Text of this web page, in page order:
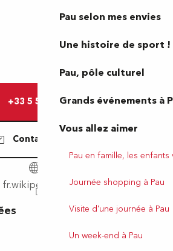
Pau selon mes envies
Une histoire de sport !
Pau, pôle culturel
Grands événements à
Vous allez aimer
Pau en famille, les
Journée shopping à Pau
Visite d'une journée à Pau
Un week-end à Pau
+33 5 59 81 15▒▒
Contactez-nous
fr.wikipedia.org